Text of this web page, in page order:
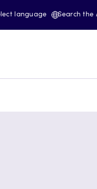
language Search the